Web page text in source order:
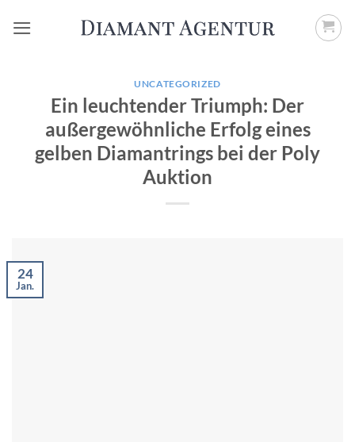
Inhalt
UNCATEGORIZED
Ein leuchtender Triumph: Der
außergewöhnliche Erfolg eines
gelben Diamantrings bei der Poly
Auktion
24
Jan.